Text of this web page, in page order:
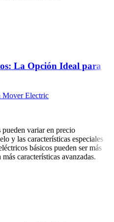
La Opción Ideal para
Mover Electric
pueden variar en precio
y las características especiales
básicos pueden ser más
características avanzadas.